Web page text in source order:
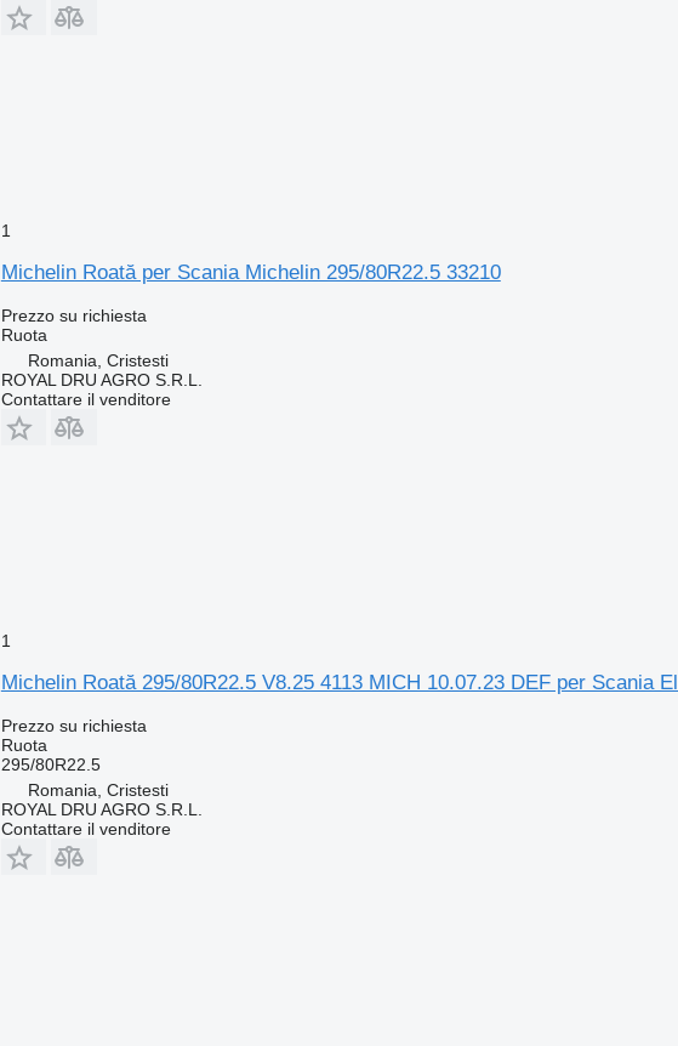
1
Michelin Roată per Scania Michelin 295/80R22.5 33210
Prezzo su richiesta
Ruota
Romania, Cristesti
ROYAL DRU AGRO S.R.L.
Contattare il venditore
1
Michelin Roată 295/80R22.5 V8.25 4113 MICH 10.07.23 DEF per Scania
Prezzo su richiesta
Ruota
295/80R22.5
Romania, Cristesti
ROYAL DRU AGRO S.R.L.
Contattare il venditore